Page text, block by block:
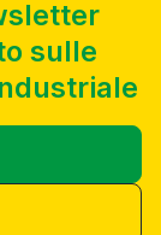
sulle